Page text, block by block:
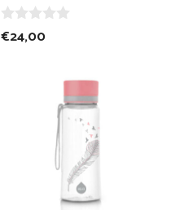
0
o
€24,00